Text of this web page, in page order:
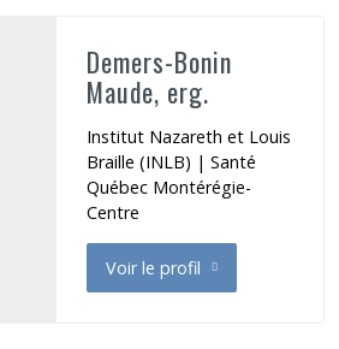
Demers-Bonin
Maude, erg.
Institut Nazareth et Louis
Braille (INLB) | Santé
Québec Montérégie-
Centre
Voir le profil
de Demers-Bonin Maude